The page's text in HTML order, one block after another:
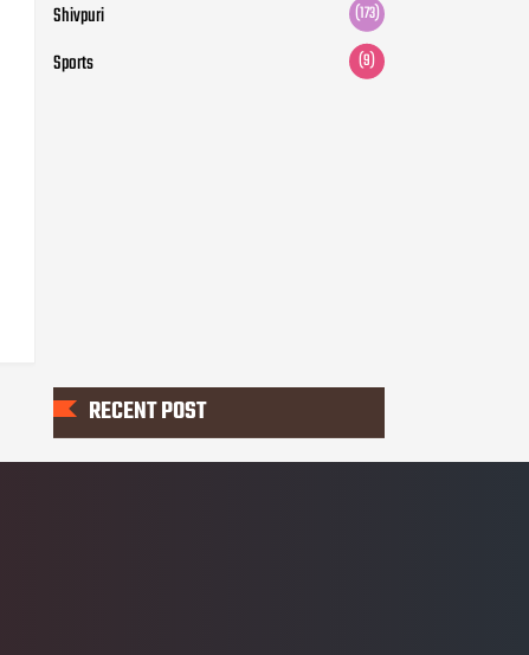
Shivpuri (173)
Sports (9)
RECENT POST